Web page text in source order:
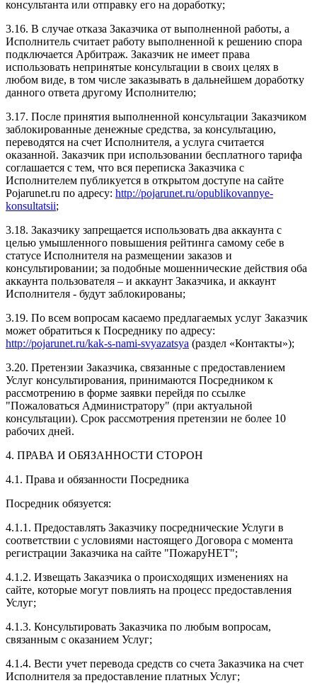
консультанта или отправку его на доработку;
3.16. В случае отказа Заказчика от выполненной работы, а
Исполнитель считает работу выполненной к решению спора
подключается Арбитраж. Заказчик не имеет права
использовать непринятые консультации в своих целях в
любом виде, в том числе заказывать в дальнейшем доработку
данного ответа другому Исполнителю;
3.17. После принятия выполненной консультации Заказчиком
заблокированные денежные средства, за консультацию,
переводятся на счет Исполнителя, а услуга считается
оказанной. Заказчик при использовании бесплатного тарифа
соглашается с тем, что вся переписка Заказчика с
Исполнителем публикуется в открытом доступе на сайте
Pojarunet.ru по адресу: http://pojarunet.ru/opublikovannye-
konsultatsii;
3.18. Заказчику запрещается использовать два аккаунта с
целью умышленного повышения рейтинга самому себе в
статусе Исполнителя на размещении заказов и
консультировании; за подобные мошеннические действия оба
аккаунта пользователя – и аккаунт Заказчика, и аккаунт
Исполнителя - будут заблокированы;
3.19. По всем вопросам касаемо предлагаемых услуг Заказчик
может обратиться к Посреднику по адресу:
http://pojarunet.ru/kak-s-nami-svyazatsya (раздел «Контакты»);
3.20. Претензии Заказчика, связанные с предоставлением
Услуг консультирования, принимаются Посредником к
рассмотрению в форме заявки перейдя по ссылке
"Пожаловаться Администратору" (при актуальной
консультации). Срок рассмотрения претензии не более 10
рабочих дней.
4. ПРАВА И ОБЯЗАННОСТИ СТОРОН
4.1. Права и обязанности Посредника
Посредник обязуется:
4.1.1. Предоставлять Заказчику посреднические Услуги в
соответствии с условиями настоящего Договора с момента
регистрации Заказчика на сайте "ПожаруНЕТ";
4.1.2. Извещать Заказчика о происходящих изменениях на
сайте, которые могут повлиять на процесс предоставления
Услуг;
4.1.3. Консультировать Заказчика по любым вопросам,
связанным с оказанием Услуг;
4.1.4. Вести учет перевода средств со счета Заказчика на счет
Исполнителя за предоставление платных Услуг;